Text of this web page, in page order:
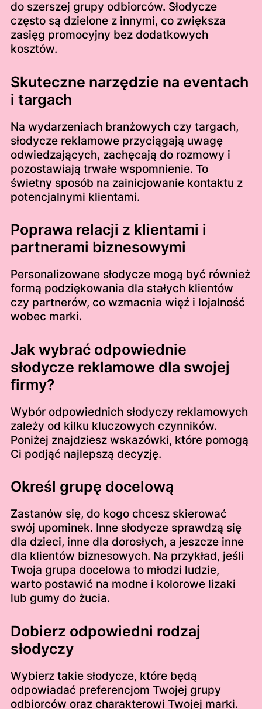
do szerszej grupy odbiorców. Słodycze
często są dzielone z innymi, co zwiększa
zasięg promocyjny bez dodatkowych
kosztów.
Skuteczne narzędzie na eventach
i targach
Na wydarzeniach branżowych czy targach,
słodycze reklamowe przyciągają uwagę
odwiedzających, zachęcają do rozmowy i
pozostawiają trwałe wspomnienie. To
świetny sposób na zainicjowanie kontaktu z
potencjalnymi klientami.
Poprawa relacji z klientami i
partnerami biznesowymi
Personalizowane słodycze mogą być również
formą podziękowania dla stałych klientów
czy partnerów, co wzmacnia więź i lojalność
wobec marki.
Jak wybrać odpowiednie
słodycze reklamowe dla swojej
firmy?
Wybór odpowiednich słodyczy reklamowych
zależy od kilku kluczowych czynników.
Poniżej znajdziesz wskazówki, które pomogą
Ci podjąć najlepszą decyzję.
Określ grupę docelową
Zastanów się, do kogo chcesz skierować
swój upominek. Inne słodycze sprawdzą się
dla dzieci, inne dla dorosłych, a jeszcze inne
dla klientów biznesowych. Na przykład, jeśli
Twoja grupa docelowa to młodzi ludzie,
warto postawić na modne i kolorowe lizaki
lub gumy do żucia.
Dobierz odpowiedni rodzaj
słodyczy
Wybierz takie słodycze, które będą
odpowiadać preferencjom Twojej grupy
odbiorców oraz charakterowi Twojej marki.